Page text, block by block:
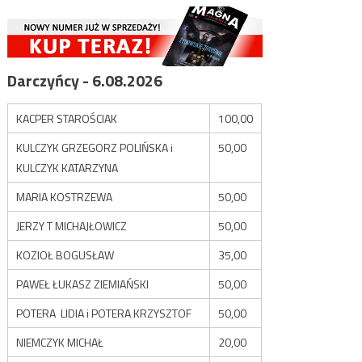
Darczyńcy - 6.08.2026
KACPER STAROŚCIAK
100,00
KULCZYK GRZEGORZ POLIŃSKA i
KULCZYK KATARZYNA
50,00
MARIA KOSTRZEWA
50,00
JERZY T MICHAJŁOWICZ
50,00
KOZIOŁ BOGUSŁAW
35,00
PAWEŁ ŁUKASZ ZIEMIAŃSKI
50,00
POTERA LIDIA i POTERA KRZYSZTOF
50,00
NIEMCZYK MICHAŁ
20,00